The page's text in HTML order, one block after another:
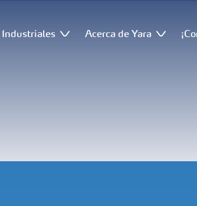
Industriales Acerca de Yara